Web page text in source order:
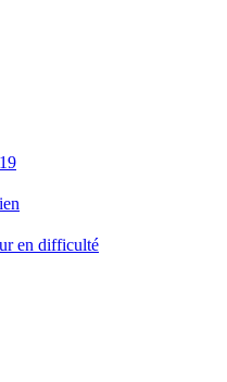
en difficulté